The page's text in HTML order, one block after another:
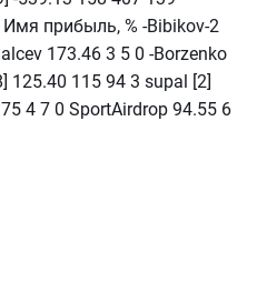
прибыль, % -Bibikov-2
173.46 3 5 0 -Borzenko
125.40 115 94 3 supal [2]
4 7 0 SportAirdrop 94.55 6